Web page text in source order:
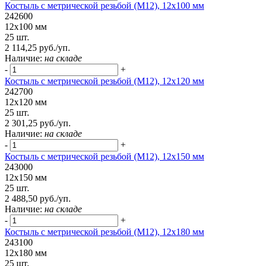
Костыль с метрической резьбой (М12), 12х100 мм
242600
12х100 мм
25 шт.
2 114,25 руб./уп.
Наличие: на складе
-
+
Костыль с метрической резьбой (М12), 12х120 мм
242700
12х120 мм
25 шт.
2 301,25 руб./уп.
Наличие: на складе
-
+
Костыль с метрической резьбой (М12), 12х150 мм
243000
12х150 мм
25 шт.
2 488,50 руб./уп.
Наличие: на складе
-
+
Костыль с метрической резьбой (М12), 12х180 мм
243100
12х180 мм
25 шт.